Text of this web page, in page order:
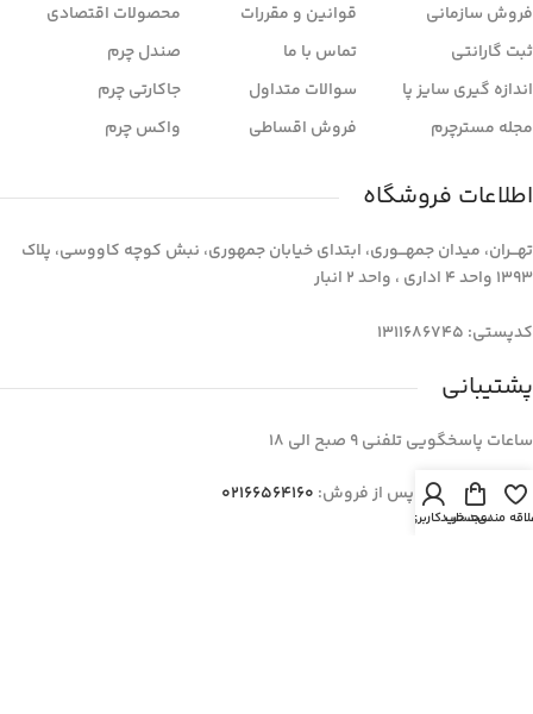
فروش سازمانی
ثبت گارانتی
اندازه گیری سایز پا
مجله مسترچرم
قوانین و مقررات
تماس با ما
سوالات متداول
فروش اقساطی
محصولات اقتصادی
صندل چرم
جاکارتی چرم
واکس چرم
اطلاعات فروشگاه
تهـــران، میدان جمهـــوری، ابتدای خیابان جمهوری، نبش کوچه کاووسی، پلاک
1393 واحد 4 اداری ، واحد 2 انبار
کدپستی: 1311686745
پشتیبانی
ساعات پاسخگویی تلفنی 9 صبح الی 18
گارانتی و خدمات پس از فروش: 02166564160
مندیسبد خرید
حساب کاربری من